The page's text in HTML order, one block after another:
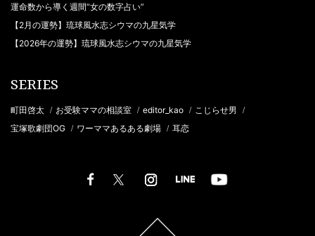
運命数から導く週間“女の数字占い”
【2月の運勢】琉球風水志シウマの九星気学
【2026年の運勢】琉球風水志シウマの九星気学
SERIES
町田啓太 / お受験ママの相談室 / editor_kao / こじらせ男 /
宝塚歌劇団OG / ワーママあるある劇場 / 耳恋